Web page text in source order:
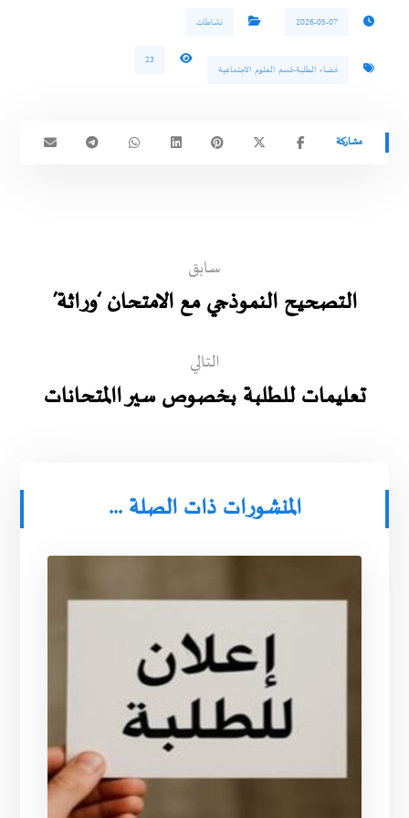
2026-05-07 نشاطات
فضاء الطلبة-قسم العلوم الاجتماعية
23
سابق
التصحيح النموذجي مع الامتحان ‘وراثة’
التالي
تعليمات للطلبة بخصوص سير االمتحانات
المنشورات ذات الصلة ...